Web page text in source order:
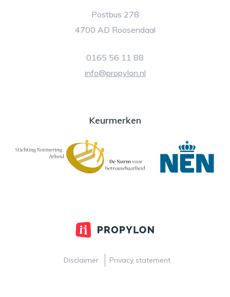
Postbus 278
4700 AD Roosendaal
0165 56 11 88
info@propylon.nl
Keurmerken
Disclaimer Privacy statement